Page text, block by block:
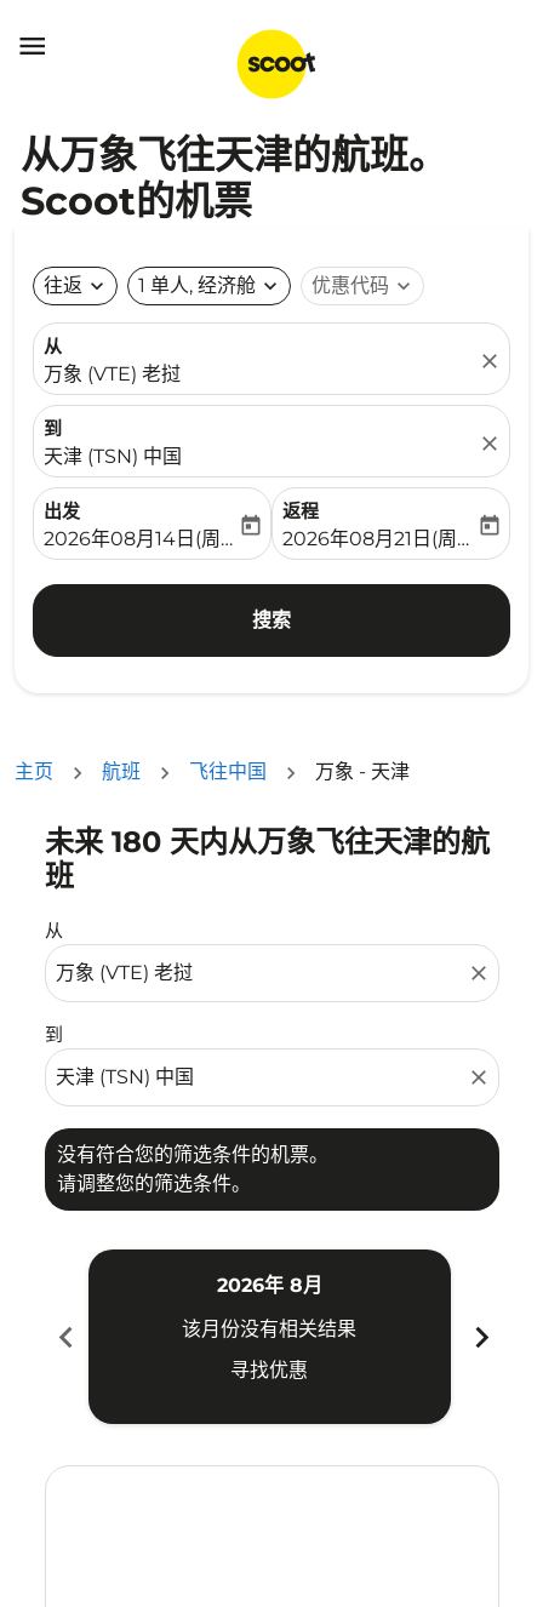

从万象飞往天津的航班。
Scoot的机票
往返 expand_more 1 单人, 经济舱 expand_more 优惠代码 expand_more
从
万象 (VTE) 老挝
close
到
天津 (TSN) 中国
close
出发
fc-booking-departure-date-aria-label
2026年08月14日(周五)
today
返程
fc-booking-return-date-
2026年08月21日(周五)
today
搜索
主页 航班 飞往中国 万象 - 天津
未来 180 天内从万象飞往天津的航
班
从
close
到
close
没有符合您的筛选条件的机票。
请调整您的筛选条件。
没有符合您的筛选条件的机票。请调整您的筛选条件。
chevron_left
2026年 8月
该月份没有相关结果
寻找优惠
chevron_right